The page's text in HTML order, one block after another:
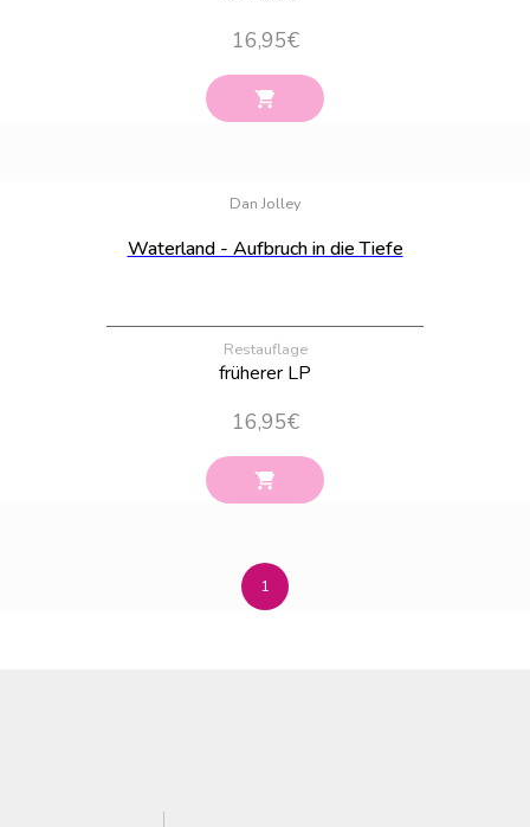
16,95€
Dan Jolley
Waterland - Aufbruch in die Tiefe
Restauflage
früherer LP
16,95€
1